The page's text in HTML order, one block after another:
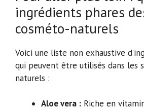
ingrédients phares
cosméto-naturels
Voici une liste non exhaustive
qui peuvent être utilisés dans les
naturels :
Aloe vera : Riche en